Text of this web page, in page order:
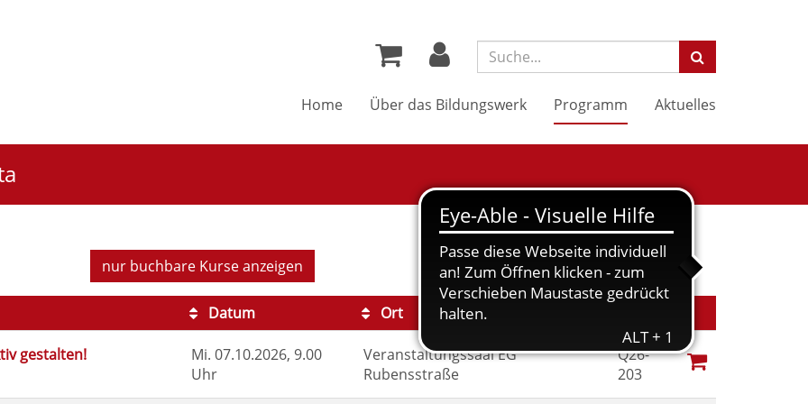
Suchbegriff:
Home Über das Bildungswerk Programm Aktuelles
nur buchbareKurse anzeigen
Datum Ort
Kursstatus
gestalten!
Mi. 07.10.2026, 9.00
Uhr
Veranstaltungssaal EG
Rubensstraße
Q26-
203